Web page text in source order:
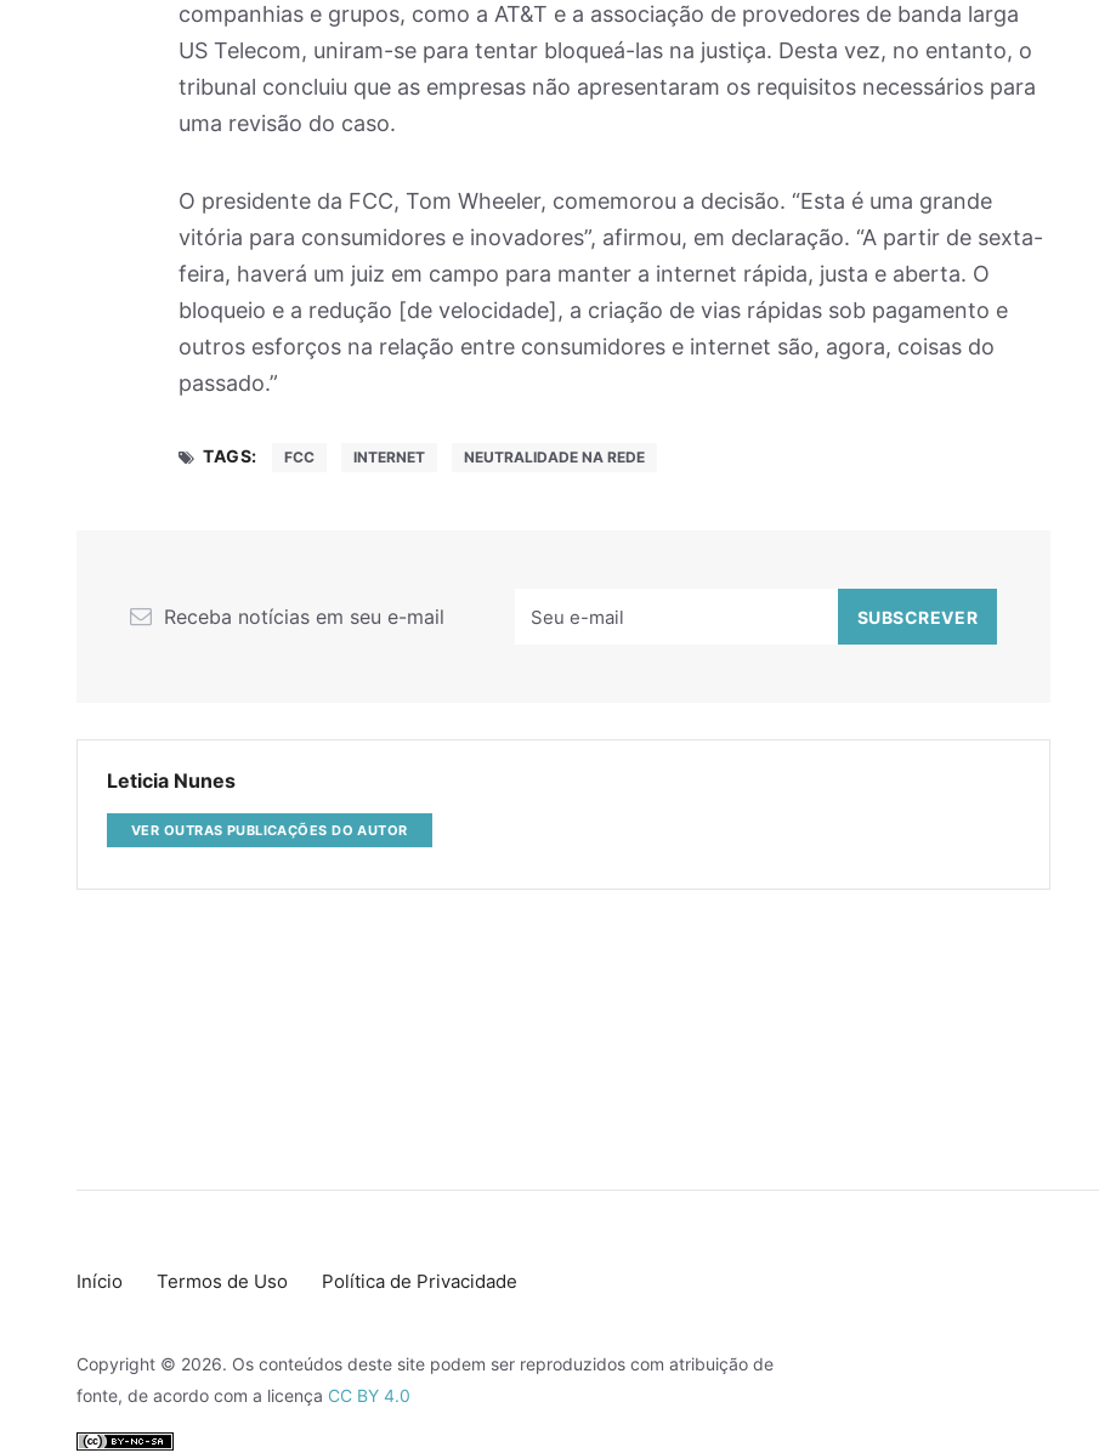
companhias e grupos, como a AT&T e a associação de provedores de banda larga
US Telecom, uniram-se para tentar bloqueá-las na justiça. Desta vez, no entanto, o
tribunal concluiu que as empresas não apresentaram os requisitos necessários para
uma revisão do caso.
O presidente da FCC, Tom Wheeler, comemorou a decisão. “Esta é uma grande
vitória para consumidores e inovadores”, afirmou, em declaração. “A partir de sexta-
feira, haverá um juiz em campo para manter a internet rápida, justa e aberta. O
bloqueio e a redução [de velocidade], a criação de vias rápidas sob pagamento e
outros esforços na relação entre consumidores e internet são, agora, coisas do
passado.”
TAGS: FCC INTERNET NEUTRALIDADE NA REDE
Receba notícias em seu e-mail
Leticia Nunes
VER OUTRAS PUBLICAÇÕES DO AUTOR
Início Termos de Uso Política de Privacidade
Copyright © 2026. Os conteúdos deste site podem ser reproduzidos com atribuição de
fonte, de acordo com a licença CC BY 4.0